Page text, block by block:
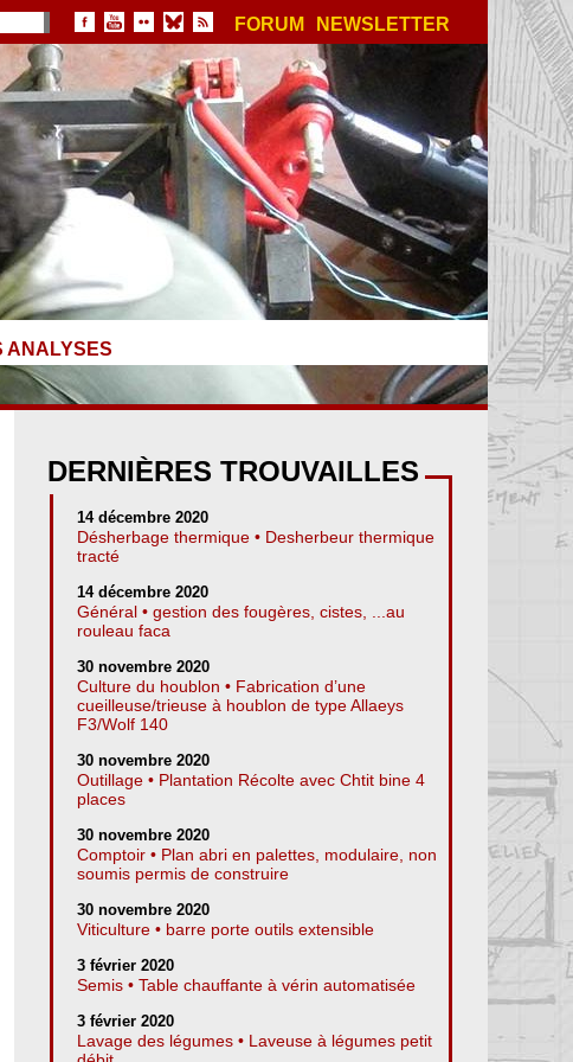
FORUM NEWSLETTER
ANALYSES
DERNIÈRES TROUVAILLES
14 décembre 2020
Désherbage thermique • Desherbeur thermique
tracté
14 décembre 2020
Général • gestion des fougères, cistes, ...au
rouleau faca
30 novembre 2020
Culture du houblon • Fabrication d’une
cueilleuse/trieuse à houblon de type Allaeys
F3/Wolf 140
30 novembre 2020
Outillage • Plantation Récolte avec Chtit bine 4
places
30 novembre 2020
Comptoir • Plan abri en palettes, modulaire, non
soumis permis de construire
30 novembre 2020
Viticulture • barre porte outils extensible
3 février 2020
Semis • Table chauffante à vérin automatisée
3 février 2020
Lavage des légumes • Laveuse à légumes petit